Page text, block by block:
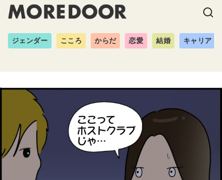
ジェンダー こころ からだ 恋愛 結婚 キャリア